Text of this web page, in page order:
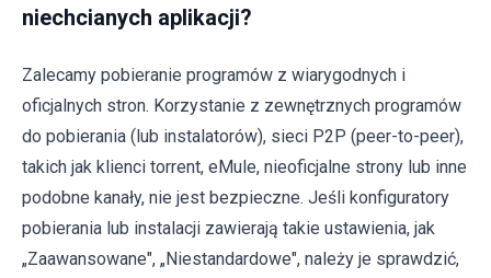
niechcianych aplikacji?
Zalecamy pobieranie programów z wiarygodnych i
oficjalnych stron. Korzystanie z zewnętrznych programów
do pobierania (lub instalatorów), sieci P2P (peer-to-peer),
takich jak klienci torrent, eMule, nieoficjalne strony lub inne
podobne kanały, nie jest bezpieczne. Jeśli konfiguratory
pobierania lub instalacji zawierają takie ustawienia, jak
„Zaawansowane", „Niestandardowe", należy je sprawdzić,